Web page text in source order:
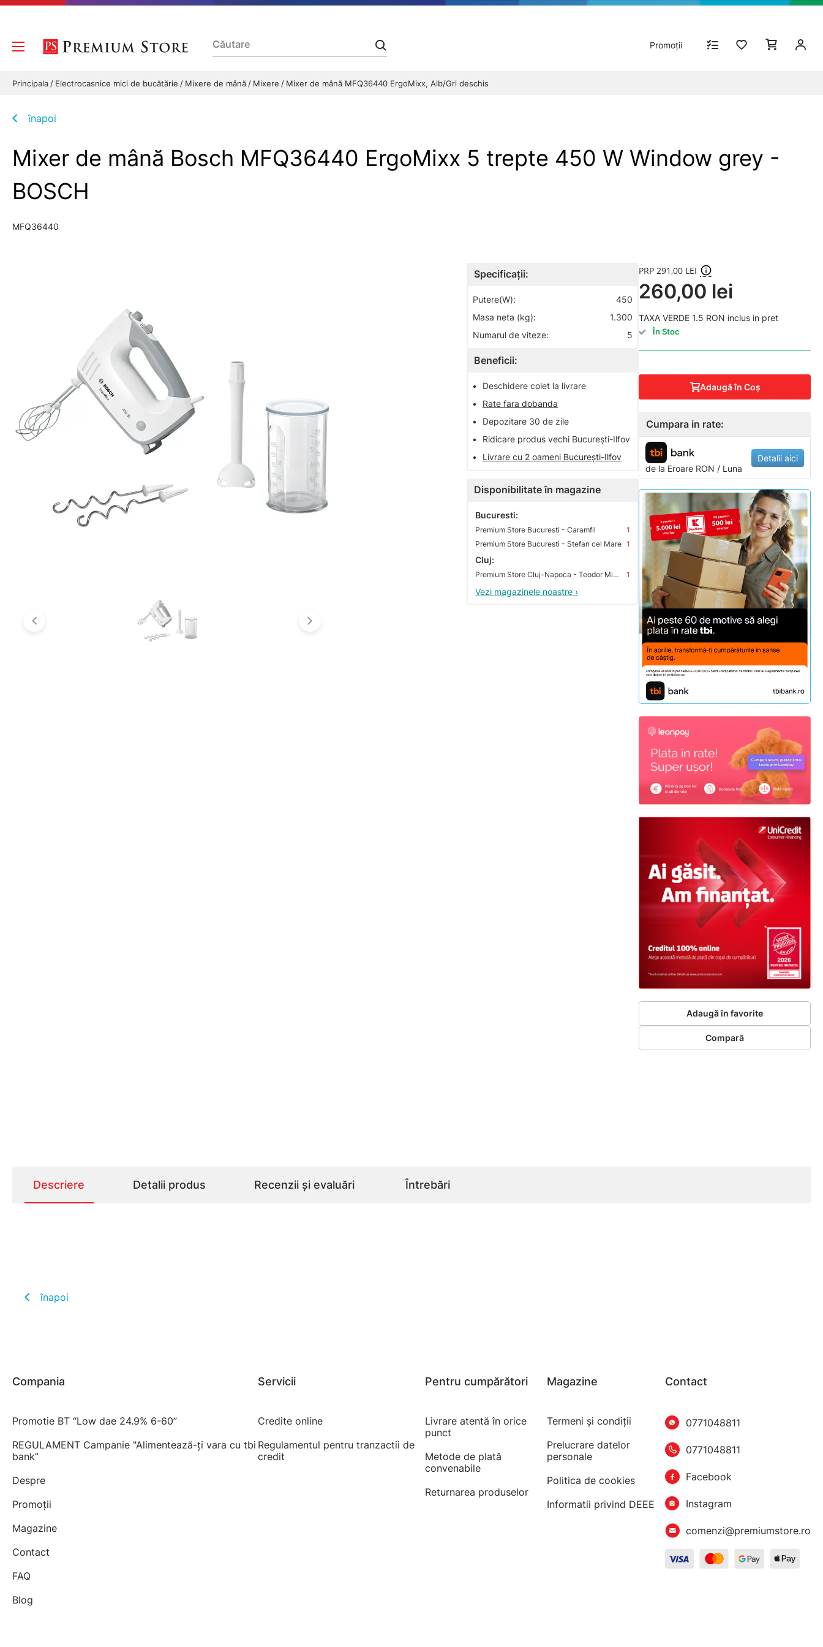
Promoții
Principala Electrocasnice mici de bucătărie Mixere de mână Mixere Mixer de mână MFQ36440 ErgoMixx, Alb/Gri deschis
înapoi
Mixer de mână Bosch MFQ36440 ErgoMixx 5 trepte 450 W Window grey -
BOSCH
MFQ36440
Specificații:
Putere(W):
450
Masa neta (kg):
1.300
Numarul de viteze:
5
Beneficii:
•
Deschidere colet la livrare
•
Rate fara dobanda
•
Depozitare 30 de zile
•
Ridicare produs vechi București-Ilfov
•
Livrare cu 2 oameni București-Ilfov
Disponibilitate în magazine
Bucuresti:
Premium Store Bucuresti - Caramfil
1
Premium Store Bucuresti - Stefan cel Mare 1
Cluj:
Premium Store Cluj-Napoca - Teodor Mihali 1
Vezi magazinele noastre ›
PRP 291,00 LEI
260,00 lei
TAXA VERDE 1.5 RON inclus in pret
În Stoc
Adaugă în Coş
Cumpara in rate:
de la Eroare RON / Luna
Detalii aici
Adaugă în favorite
Compară
Descriere Detalii produs Recenzii și evaluări Întrebări
înapoi
Compania
Promotie BT “Low dae 24.9% 6-60”
REGULAMENT Campanie "Alimentează-ți vara cu tbi
bank”
Despre
Promoții
Magazine
Contact
FAQ
Blog
Servicii
Credite online
Regulamentul pentru tranzactii de
credit
Pentru cumpărători
Livrare atentă în orice
punct
Metode de plată
convenabile
Returnarea produselor
Magazine
Termeni şi condiţii
Prelucrare datelor
personale
Politica de cookies
Informatii privind DEEE
Contact
0771048811
0771048811
Facebook
Instagram
comenzi@premiumstore.ro